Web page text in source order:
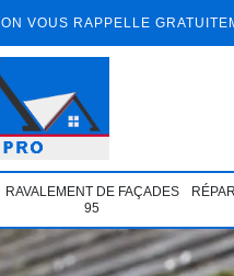
ON VOUS RAPPELLE
RAVALEMENT DE FAÇADES
95